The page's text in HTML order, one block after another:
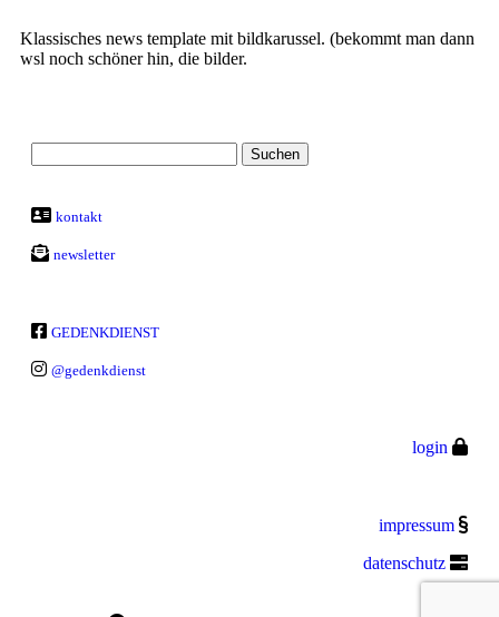
Klassisches news template mit bildkarussel. (bekommt man dann
wsl noch schöner hin, die bilder.
kontakt
newsletter
GEDENKDIENST
@gedenkdienst
login
impressum
datenschutz